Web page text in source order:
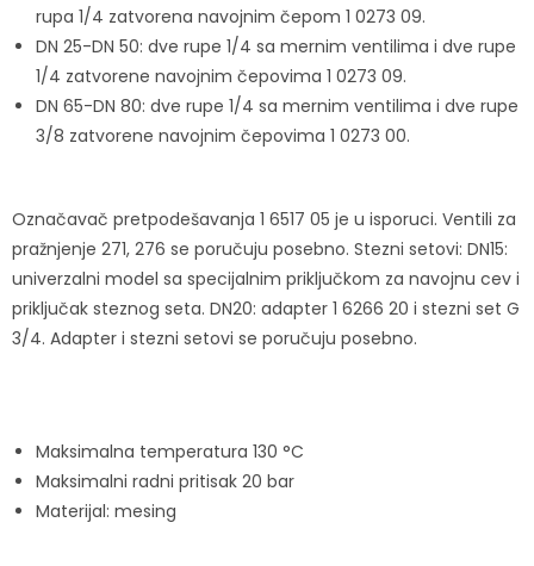
rupa 1/4 zatvorena navojnim čepom 1 0273 09.
DN 25-DN 50: dve rupe 1/4 sa mernim ventilima i dve rupe
1/4 zatvorene navojnim čepovima 1 0273 09.
DN 65-DN 80: dve rupe 1/4 sa mernim ventilima i dve rupe
3/8 zatvorene navojnim čepovima 1 0273 00.
Označavač pretpodešavanja 1 6517 05 je u isporuci. Ventili za
pražnjenje 271, 276 se poručuju posebno. Stezni setovi: DN15:
univerzalni model sa specijalnim priključkom za navojnu cev i
priključak steznog seta. DN20: adapter 1 6266 20 i stezni set G
3/4. Adapter i stezni setovi se poručuju posebno.
Maksimalna temperatura 130 °C
Maksimalni radni pritisak 20 bar
Materijal: mesing